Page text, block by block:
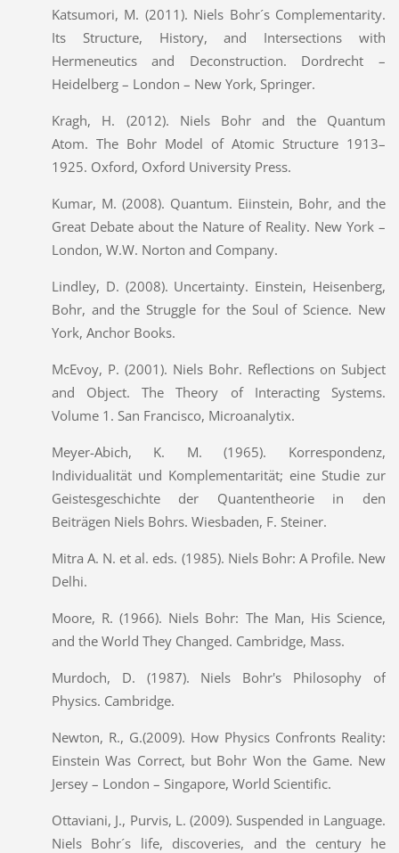
Katsumori, M. (2011). Niels Bohr´s Complementarity.
Its Structure, History, and Intersections with
Hermeneutics and Deconstruction. Dordrecht –
Heidelberg – London – New York, Springer.
Kragh, H. (2012). Niels Bohr and the Quantum
Atom. The Bohr Model of Atomic Structure 1913–
1925. Oxford, Oxford University Press.
Kumar, M. (2008). Quantum. Eiinstein, Bohr, and the
Great Debate about the Nature of Reality. New York –
London, W.W. Norton and Company.
Lindley, D. (2008). Uncertainty. Einstein, Heisenberg,
Bohr, and the Struggle for the Soul of Science. New
York, Anchor Books.
McEvoy, P. (2001). Niels Bohr. Reflections on Subject
and Object. The Theory of Interacting Systems.
Volume 1. San Francisco, Microanalytix.
Meyer-Abich, K. M. (1965). Korrespondenz,
Individualität und Komplementarität; eine Studie zur
Geistesgeschichte der Quantentheorie in den
Beiträgen Niels Bohrs. Wiesbaden, F. Steiner.
Mitra A. N. et al. eds. (1985). Niels Bohr: A Profile. New
Delhi.
Moore, R. (1966). Niels Bohr: The Man, His Science,
and the World They Changed. Cambridge, Mass.
Murdoch, D. (1987). Niels Bohr's Philosophy of
Physics. Cambridge.
Newton, R., G.(2009). How Physics Confronts Reality:
Einstein Was Correct, but Bohr Won the Game. New
Jersey – London – Singapore, World Scientific.
Ottaviani, J., Purvis, L. (2009). Suspended in Language.
Niels Bohr´s life, discoveries, and the century he